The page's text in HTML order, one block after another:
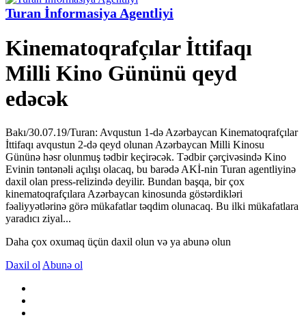
Turan İnformasiya Agentliyi
Kinematoqrafçılar İttifaqı
Milli Kino Gününü qeyd
edəcək
Bakı/30.07.19/Turan: Avqustun 1-də Azərbaycan Kinematoqrafçılar
İttifaqı avqustun 2-də qeyd olunan Azərbaycan Milli Kinosu
Gününə həsr olunmuş tədbir keçirəcək. Tədbir çərçivəsində Kino
Evinin təntənəli açılışı olacaq, bu barədə AKİ-nin Turan agentliyinə
daxil olan press-relizində deyilir. Bundan başqa, bir çox
kinematoqrafçılara Azərbaycan kinosunda göstərdikləri
fəaliyyətlərinə görə mükafatlar təqdim olunacaq. Bu ilki mükafatlara
yaradıcı ziyal...
Daha çox oxumaq üçün daxil olun və ya abunə olun
Daxil ol Abunə ol